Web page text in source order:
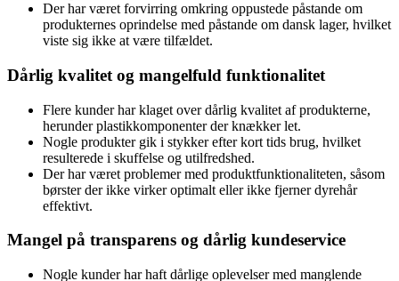
Der har været forvirring omkring oppustede påstande om
produkternes oprindelse med påstande om dansk lager, hvilket
viste sig ikke at være tilfældet.
Dårlig kvalitet og mangelfuld funktionalitet
Flere kunder har klaget over dårlig kvalitet af produkterne,
herunder plastikkomponenter der knækker let.
Nogle produkter gik i stykker efter kort tids brug, hvilket
resulterede i skuffelse og utilfredshed.
Der har været problemer med produktfunktionaliteten, såsom
børster der ikke virker optimalt eller ikke fjerner dyrehår
effektivt.
Mangel på transparens og dårlig kundeservice
Nogle kunder har haft dårlige oplevelser med manglende